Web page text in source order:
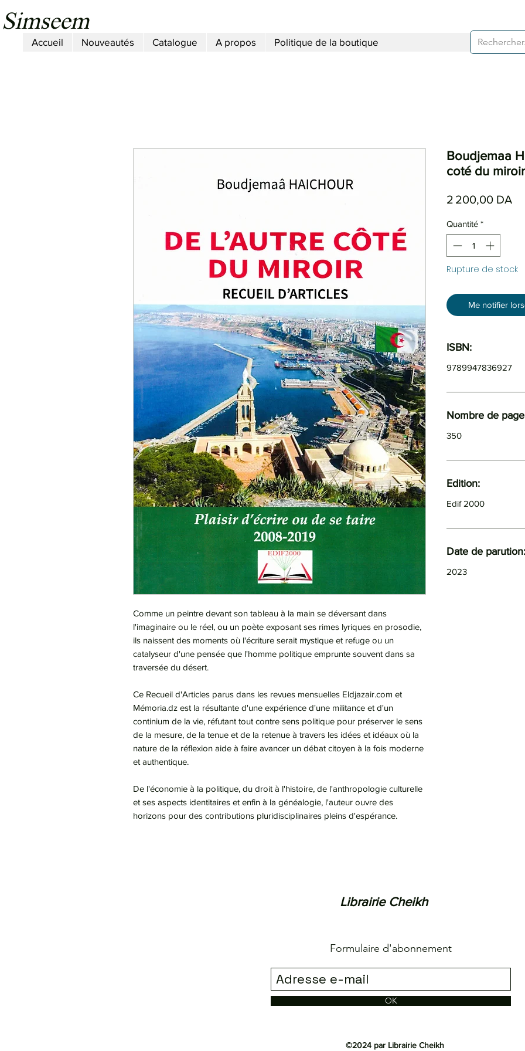
Simseem
Accueil Nouveautés Catalogue A propos Politique de la boutique
Comme un peintre devant son tableau à la main se déversant dans
l'imaginaire ou le réel, ou un poète exposant ses rimes lyriques en prosodie,
ils naissent des moments où l'écriture serait mystique et refuge ou un
catalyseur d'une pensée que l'homme politique emprunte souvent dans sa
traversée du désert.
Ce Recueil d'Articles parus dans les revues mensuelles Eldjazair.com et
Mémoria.dz est la résultante d'une expérience d'une militance et d'un
continium de la vie, réfutant tout contre sens politique pour préserver le sens
de la mesure, de la tenue et de la retenue à travers les idées et idéaux où la
nature de la réflexion aide à faire avancer un débat citoyen à la fois moderne
et authentique.
De l'économie à la politique, du droit à l'histoire, de l'anthropologie culturelle
et ses aspects identitaires et enfin à la généalogie, l'auteur ouvre des
horizons pour des contributions pluridisciplinaires pleins d'espérance.
Boudjemaa
coté du
2 200,00 DA
Quantité *
Rupture de stock
Me notifier
ISBN:
9789947836927
Nombre de
350
Edition:
Edif 2000
Date de parution:
2023
Librairie Cheikh
Formulaire d'abonnement
OK
©2024 par Librairie Cheikh